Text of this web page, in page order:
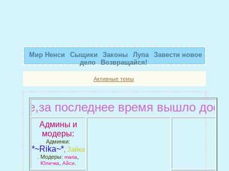
Мир Ненси Сыщики Законы Лупа
Завести новое
дело
Возвращайся!
Активные темы
последнее время вышло
Админы и
модеры:
Админки:
*~Rika~* Зайка
. Модеры:maria
Юличка Айси